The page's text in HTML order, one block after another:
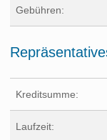
Gebühren:
Kreditsumme:
Laufzeit: